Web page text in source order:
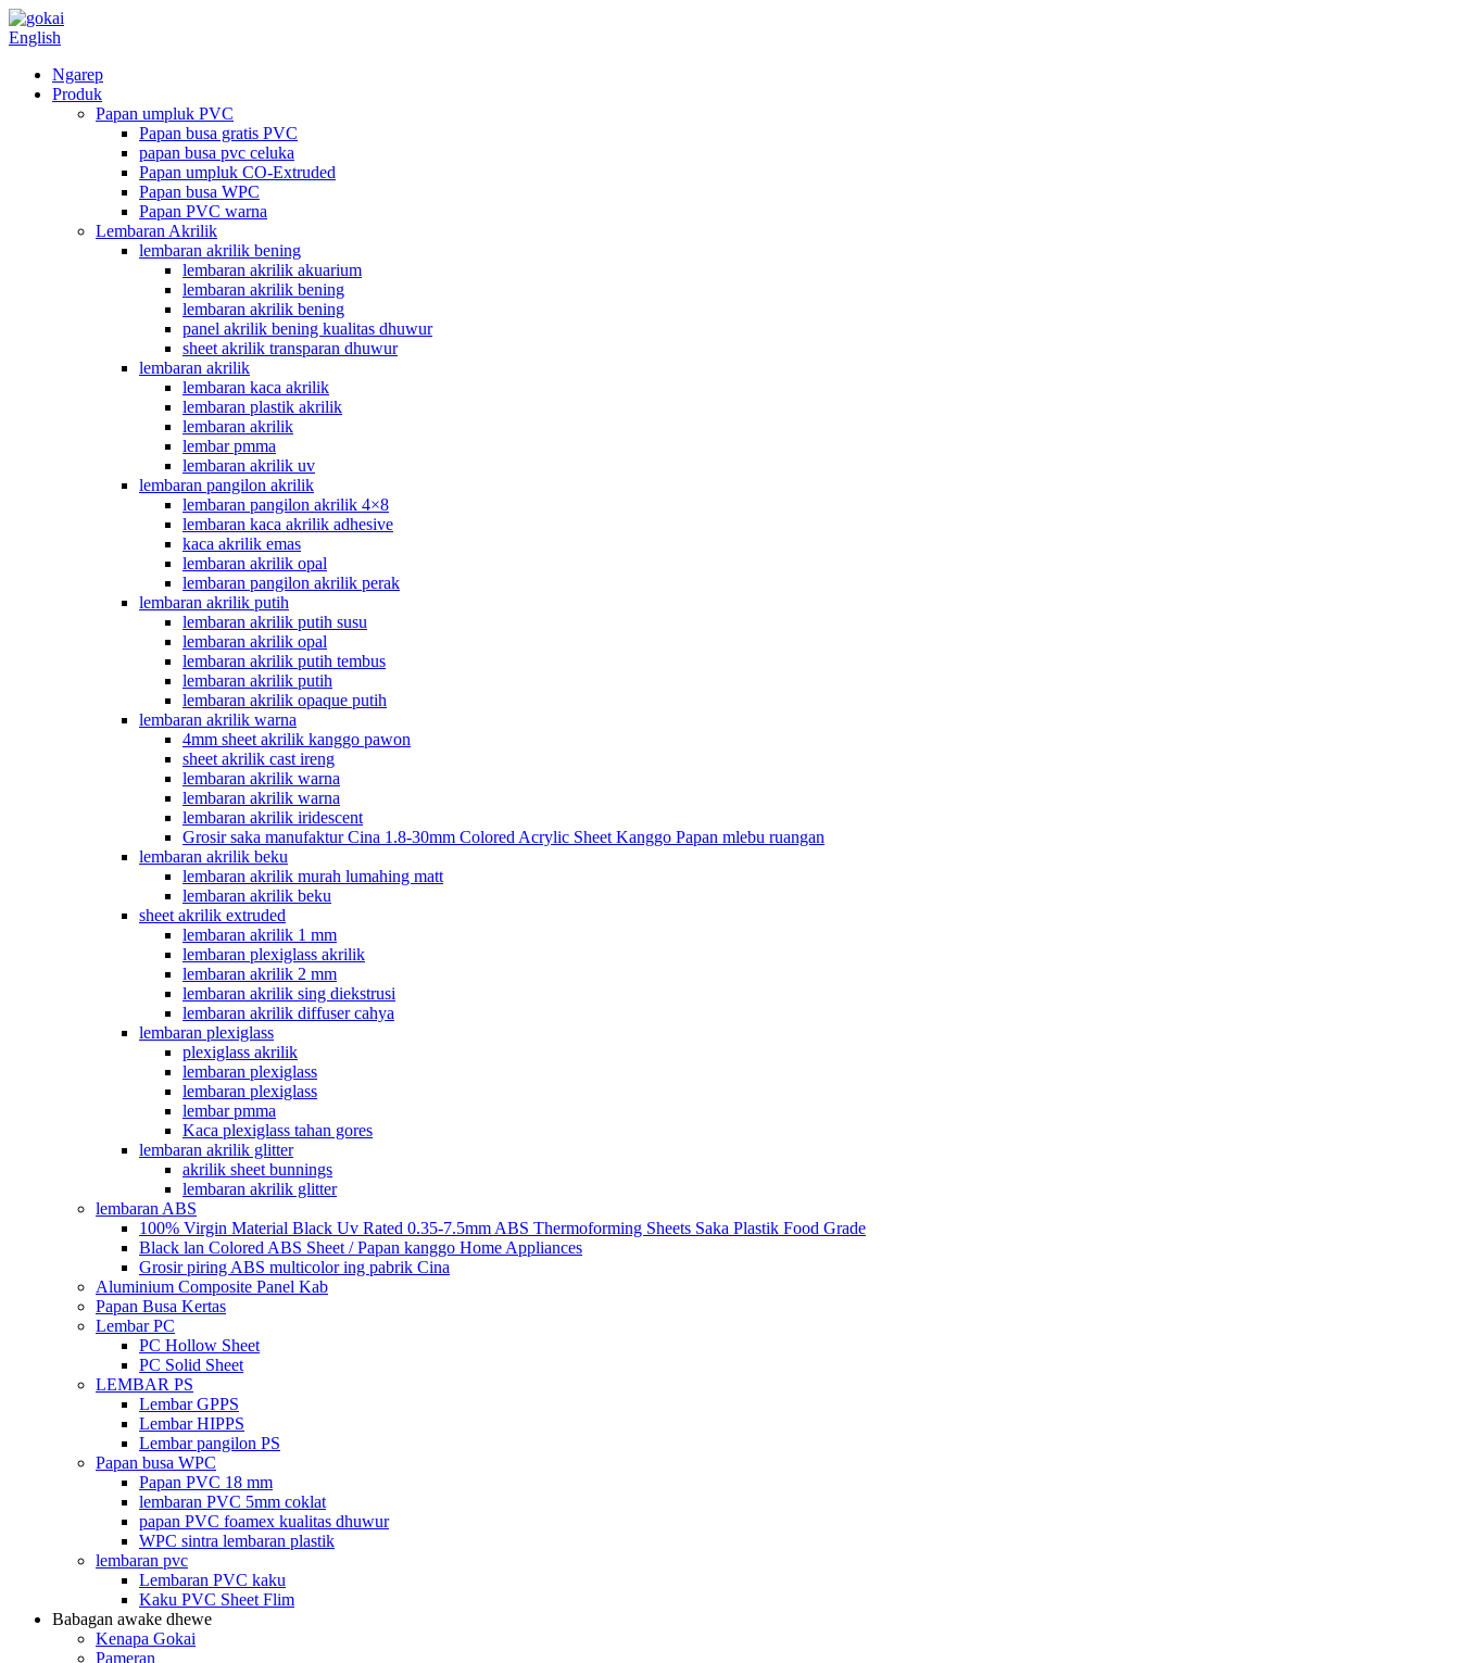
English
Ngarep
Produk
Papan umpluk PVC
Papan busa gratis PVC
papan busa pvc celuka
Papan umpluk CO-Extruded
Papan busa WPC
Papan PVC warna
Lembaran Akrilik
lembaran akrilik bening
lembaran akrilik akuarium
lembaran akrilik bening
lembaran akrilik bening
panel akrilik bening kualitas dhuwur
sheet akrilik transparan dhuwur
lembaran akrilik
lembaran kaca akrilik
lembaran plastik akrilik
lembaran akrilik
lembar pmma
lembaran akrilik uv
lembaran pangilon akrilik
lembaran pangilon akrilik 4×8
lembaran kaca akrilik adhesive
kaca akrilik emas
lembaran akrilik opal
lembaran pangilon akrilik perak
lembaran akrilik putih
lembaran akrilik putih susu
lembaran akrilik opal
lembaran akrilik putih tembus
lembaran akrilik putih
lembaran akrilik opaque putih
lembaran akrilik warna
4mm sheet akrilik kanggo pawon
sheet akrilik cast ireng
lembaran akrilik warna
lembaran akrilik warna
lembaran akrilik iridescent
Grosir saka manufaktur Cina 1.8-30mm Colored Acrylic Sheet Kanggo Papan mlebu ruangan
lembaran akrilik beku
lembaran akrilik murah lumahing matt
lembaran akrilik beku
sheet akrilik extruded
lembaran akrilik 1 mm
lembaran plexiglass akrilik
lembaran akrilik 2 mm
lembaran akrilik sing diekstrusi
lembaran akrilik diffuser cahya
lembaran plexiglass
plexiglass akrilik
lembaran plexiglass
lembaran plexiglass
lembar pmma
Kaca plexiglass tahan gores
lembaran akrilik glitter
akrilik sheet bunnings
lembaran akrilik glitter
lembaran ABS
100% Virgin Material Black Uv Rated 0.35-7.5mm ABS Thermoforming Sheets Saka Plastik Food Grade
Black lan Colored ABS Sheet / Papan kanggo Home Appliances
Grosir piring ABS multicolor ing pabrik Cina
Aluminium Composite Panel Kab
Papan Busa Kertas
Lembar PC
PC Hollow Sheet
PC Solid Sheet
LEMBAR PS
Lembar GPPS
Lembar HIPPS
Lembar pangilon PS
Papan busa WPC
Papan PVC 18 mm
lembaran PVC 5mm coklat
papan PVC foamex kualitas dhuwur
WPC sintra lembaran plastik
lembaran pvc
Lembaran PVC kaku
Kaku PVC Sheet Flim
Babagan awake dhewe
Kenapa Gokai
Pameran